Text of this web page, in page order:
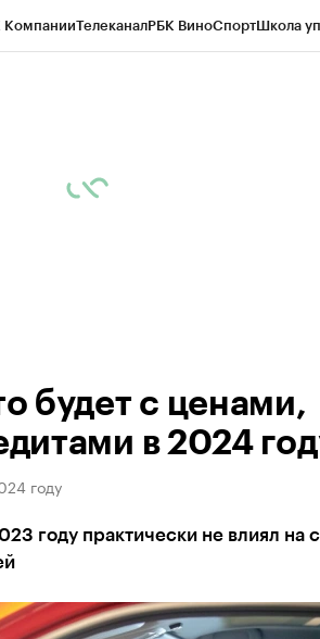
КомпанииТелеканалРБК ВиноСпортШкола
будет с ценами,
в 2024
году
году практически не влиял на